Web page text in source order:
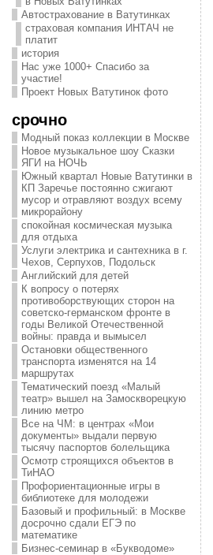
Автострахование в Ватутинках
страховая компания ИНТАЧ не
платит
история
Нас уже 1000+ Спасибо за
участие!
Проект Новых Ватутинок фото
срочно
Модный показ коллекции в Москве
Новое музыкальное шоу Сказки
ЯГИ на НОЧЬ
Южный квартал Новые Ватутинки в
КП Заречье постоянно сжигают
мусор и отравляют воздух всему
микрорайону
спокойная космическая музыка
для отдыха
Услуги электрика и сантехника в г.
Чехов, Серпухов, Подольск
Английский для детей
К вопросу о потерях
противоборствующих сторон на
советско-германском фронте в
годы Великой Отечественной
войны: правда и вымысел
Остановки общественного
транспорта изменятся на 14
маршрутах
Тематический поезд «Малый
театр» вышел на Замоскворецкую
линию метро
Все на ЧМ: в центрах «Мои
документы» выдали первую
тысячу паспортов болельщика
Осмотр строящихся объектов в
ТиНАО
Профориентационные игры в
библиотеке для молодежи
Базовый и профильный: в Москве
досрочно сдали ЕГЭ по
математике
Бизнес-семинар в «Букводоме»